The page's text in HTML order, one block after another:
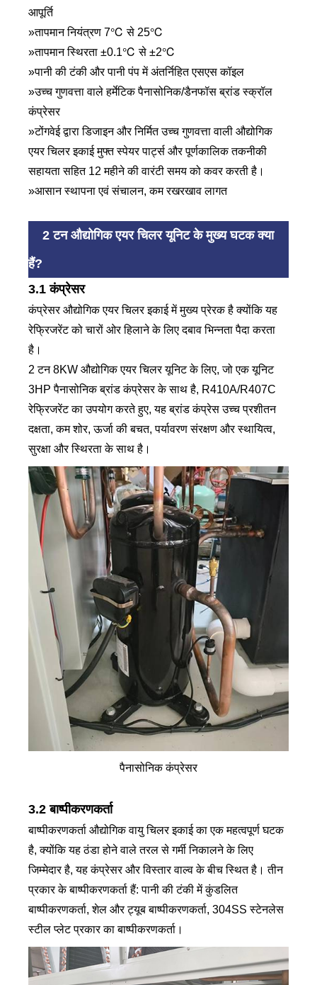
आपूर्ति
»तापमान नियंत्रण 7℃ से 25℃
»तापमान स्थिरता ±0.1℃ से ±2℃
»पानी की टंकी और पानी पंप में अंतर्निहित एसएस कॉइल
»उच्च गुणवत्ता वाले हर्मेटिक पैनासोनिक/डैनफॉस ब्रांड स्क्रॉल
कंप्रेसर
»टोंगवेई द्वारा डिजाइन और निर्मित उच्च गुणवत्ता वाली औद्योगिक
एयर चिलर इकाई मुफ्त स्पेयर पार्ट्स और पूर्णकालिक तकनीकी
सहायता सहित 12 महीने की वारंटी समय को कवर करती है।
»आसान स्थापना एवं संचालन, कम रखरखाव लागत
2 टन औद्योगिक एयर चिलर यूनिट के मुख्य घटक क्या
हैं?
3.1 कंप्रेसर
कंप्रेसर औद्योगिक एयर चिलर इकाई में मुख्य प्रेरक है क्योंकि यह
रेफ्रिजरेंट को चारों ओर हिलाने के लिए दबाव भिन्नता पैदा करता
है।
2 टन 8KW औद्योगिक एयर चिलर यूनिट के लिए, जो एक यूनिट
3HP पैनासोनिक ब्रांड कंप्रेसर के साथ है, R410A/R407C
रेफ्रिजरेंट का उपयोग करते हुए, यह ब्रांड कंप्रेस उच्च प्रशीतन
दक्षता, कम शोर, ऊर्जा की बचत, पर्यावरण संरक्षण और स्थायित्व,
सुरक्षा और स्थिरता के साथ है।
पैनासोनिक कंप्रेसर
3.2 बाष्पीकरणकर्ता
बाष्पीकरणकर्ता औद्योगिक वायु चिलर इकाई का एक महत्वपूर्ण घटक
है, क्योंकि यह ठंडा होने वाले तरल से गर्मी निकालने के लिए
जिम्मेदार है, यह कंप्रेसर और विस्तार वाल्व के बीच स्थित है। तीन
प्रकार के बाष्पीकरणकर्ता हैं: पानी की टंकी में कुंडलित
बाष्पीकरणकर्ता, शेल और ट्यूब बाष्पीकरणकर्ता, 304SS स्टेनलेस
स्टील प्लेट प्रकार का बाष्पीकरणकर्ता।